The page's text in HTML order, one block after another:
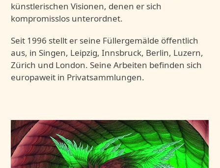
künstlerischen Visionen, denen er sich
kompromisslos unterordnet.
Seit 1996 stellt er seine Füllergemälde öffentlich
aus, in Singen, Leipzig, Innsbruck, Berlin, Luzern,
Zürich und London. Seine Arbeiten befinden sich
europaweit in Privatsammlungen.